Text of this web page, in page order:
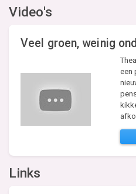
Video's
Veel groen, weinig
een
Links